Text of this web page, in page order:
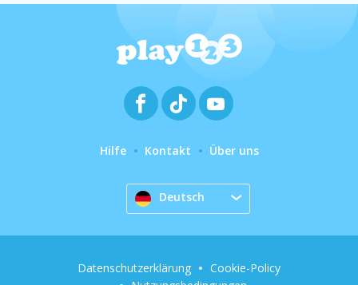
Hilfe Kontakt Über uns
Deutsch
Datenschutzerklärung
Cookie-Policy